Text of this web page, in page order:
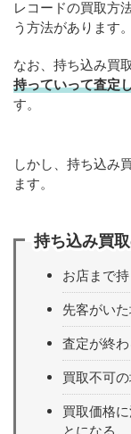
レコードの買取方
う方法があります。
なお、持ち込み買
持っていって査定
す。
しかし、持ち込み
ます。
持ち込み買
お店まで
先客がい
査定が終わ
買取不可
買取価格
とになる。